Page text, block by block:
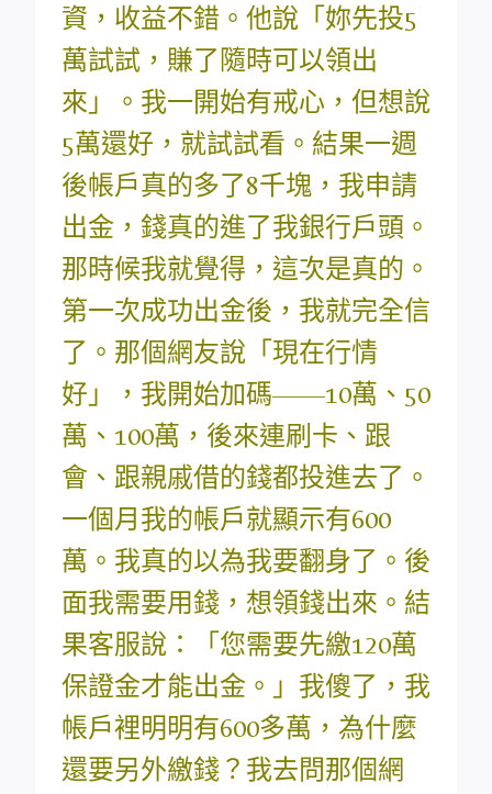
資，收益不錯。他說「妳先投5
萬試試，賺了隨時可以領出
來」。我一開始有戒心，但想說
5萬還好，就試試看。結果一週
後帳戶真的多了8千塊，我申請
出金，錢真的進了我銀行戶頭。
那時候我就覺得，這次是真的。
第一次成功出金後，我就完全信
了。那個網友說「現在行情
好」，我開始加碼——10萬、50
萬、100萬，後來連刷卡、跟
會、跟親戚借的錢都投進去了。
一個月我的帳戶就顯示有600
萬。我真的以為我要翻身了。後
面我需要用錢，想領錢出來。結
果客服說：「您需要先繳120萬
保證金才能出金。」我傻了，我
帳戶裡明明有600多萬，為什麼
還要另外繳錢？我去問那個網